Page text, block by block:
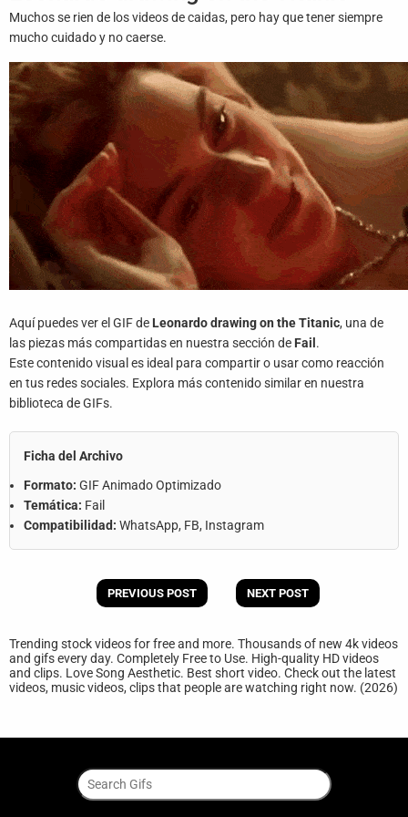
De
Gifs
Terminos
Y
Condiciones
Política
De
Cookies
De
Privacidad
Contáctanos
Muchos se rien de los videos de caidas, pero hay que tener siempre
mucho cuidado y no caerse.
Aquí puedes ver el GIF de Leonardo drawing on the Titanic, una de
las piezas más compartidas en nuestra sección de Fail .
Este contenido visual es ideal para compartir o usar como reacción
en tus redes sociales. Explora más contenido similar en nuestra
biblioteca de GIFs.
Ficha del Archivo
Formato: GIF Animado Optimizado
Temática: Fail
Compatibilidad: WhatsApp, FB, Instagram
PREVIOUS POST NEXT POST
Trending stock videos for free and more. Thousands of new 4k videos
and gifs every day. Completely Free to Use. High-quality HD videos
and clips. Love Song Aesthetic. Best short video. Check out the latest
videos, music videos, clips that people are watching right now. (2026)